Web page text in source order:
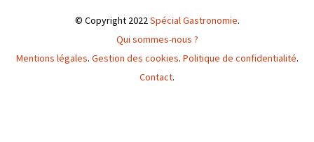
© Copyright 2022Spécial Gastronomie.
Qui sommes-nous ?
Mentions légales. Gestion des cookies. Politique de confidentialité.
Contact.